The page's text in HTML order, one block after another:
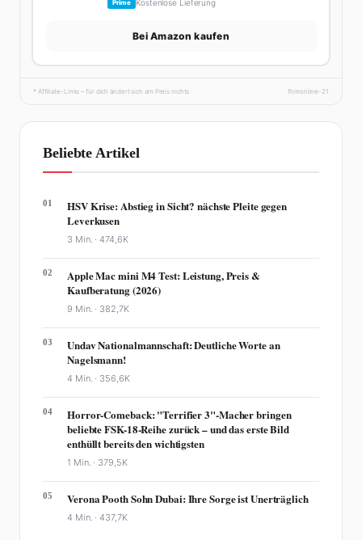
Prime Kostenlose Lieferung
Bei Amazon kaufen
* Affiliate-Links – für dich ändert sich am Preis nichts. fhmonline-21
Beliebte Artikel
01
HSV Krise: Abstieg in Sicht? nächste Pleite gegen
Leverkusen
3 Min. ·474,6K
02
Apple Mac mini M4 Test: Leistung, Preis &
Kaufberatung (2026)
9 Min. · 382,7K
03
Undav Nationalmannschaft: Deutliche Worte an
Nagelsmann!
4 Min. · 356,6K
04
Horror-Comeback: "Terrifier 3"-Macher bringen
beliebte FSK-18-Reihe zurück – und das erste Bild
enthüllt bereits den wichtigsten
1 Min. · 379,5K
05 Verona Pooth Sohn Dubai: Ihre Sorge ist Unerträglich
4 Min. ·437,7K